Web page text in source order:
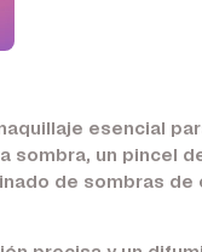
esencial
un pincel
de sombras